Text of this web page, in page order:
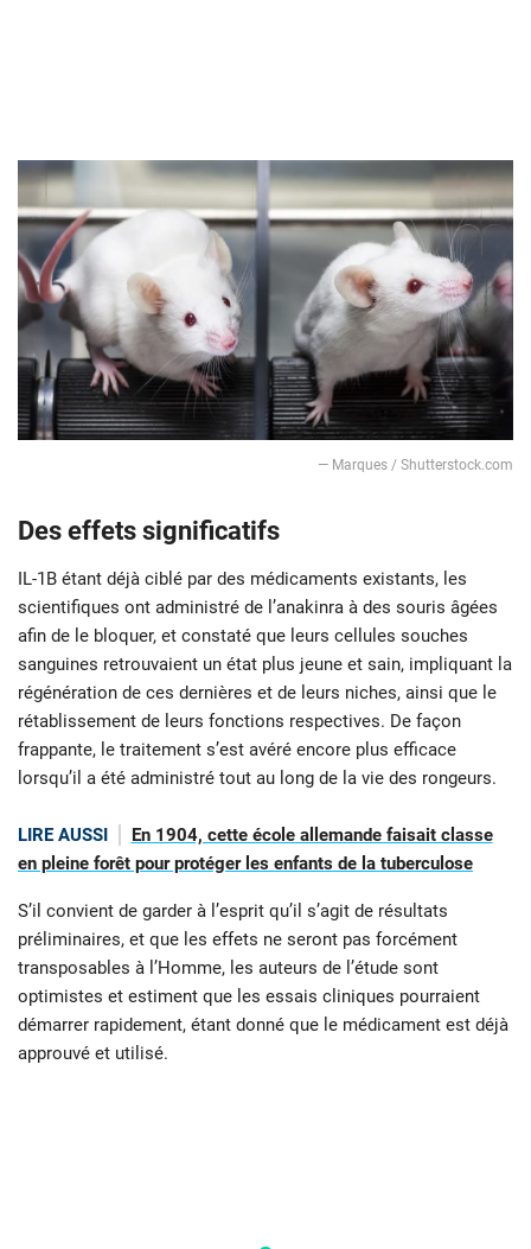
— Marques / Shutterstock.com
Des effets significatifs
IL-1B étant déjà ciblé par des médicaments existants, les
scientifiques ont administré de l’anakinra à des souris âgées
afin de le bloquer, et constaté que leurs cellules souches
sanguines retrouvaient un état plus jeune et sain, impliquant la
régénération de ces dernières et de leurs niches, ainsi que le
rétablissement de leurs fonctions respectives. De façon
frappante, le traitement s’est avéré encore plus efficace
lorsqu’il a été administré tout au long de la vie des rongeurs.
LIRE AUSSI
En 1904, cette école allemande faisait classe
en pleine forêt pour protéger les enfants de la tuberculose
S’il convient de garder à l’esprit qu’il s’agit de résultats
préliminaires, et que les effets ne seront pas forcément
transposables à l’Homme, les auteurs de l’étude sont
optimistes et estiment que les essais cliniques pourraient
démarrer rapidement, étant donné que le médicament est déjà
approuvé et utilisé.